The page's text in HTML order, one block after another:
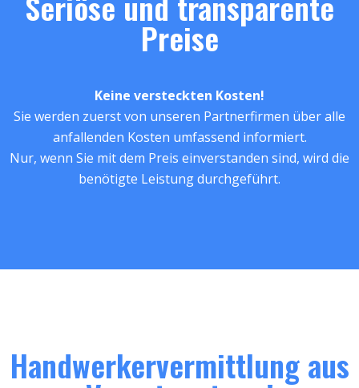
Preise
Keine versteckten Kosten!
Sie werden zuerst von unseren Partnerfirmen über alle
anfallenden Kosten umfassend informiert.
Nur, wenn Sie mit dem Preis einverstanden sind, wird die
benötigte Leistung durchgeführt.
Handwerkervermittlung aus